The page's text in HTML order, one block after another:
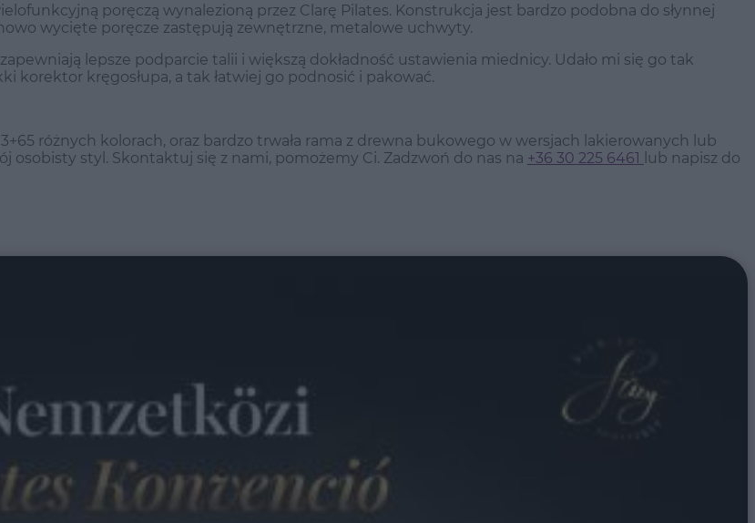
poręczą wynalezioną przez Clarę Pilates. Konstrukcja jest bardzo podobna do słynnej
wycięte poręcze zastępują zewnętrzne, metalowe uchwyty.
lepsze podparcie talii i większą dokładność ustawienia miednicy. Udało mi się go tak
korektor kręgosłupa, a tak łatwiej go podnosić i pakować.
różnych kolorach, oraz bardzo trwała rama z drewna bukowego w wersjach lakierowanych lub
osobisty styl. Skontaktuj się z nami, pomożemy Ci. Zadzwoń do nas na +36 30 225 6461
lub napisz do